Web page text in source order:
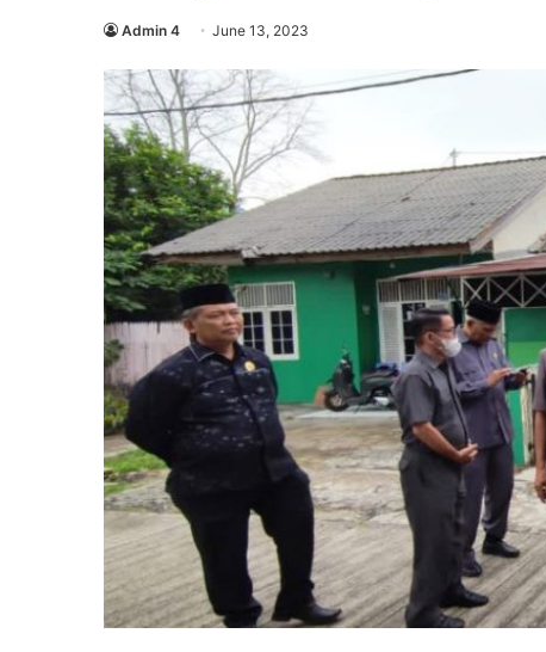
Admin 4 June 13, 2023